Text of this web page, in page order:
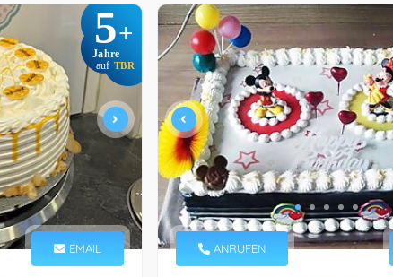
5+
Jahre
auf TBR
EMAIL ANRUFEN